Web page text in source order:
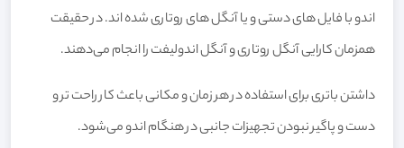
اندو با فایل های دستی و یا آنگل های روتاری شده اند. در حقیقت
همزمان کارایی آنگل روتاری و آنگل اندولیفت را انجام می‌دهند.
داشتن باتری برای استفاده در هر زمان و مکانی باعث کار راحت تر و
دست و پاگیر نبودن تجهیزات جانبی در هنگام اندو می‌شود.